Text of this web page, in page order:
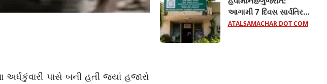
પાસે બની હતી જ્યાં હજારો
આગામી 7 દિવસ સાર્વત્રિક
વરસાદની આગાહી, 40થી
ATALSAMACHAR DOT COM